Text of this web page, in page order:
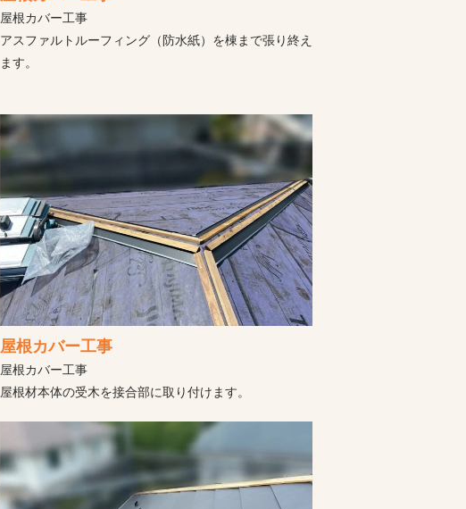
屋根カバー工事
アスファルトルーフィング（防水紙）を棟まで張り終え
ます。
屋根カバー工事
屋根カバー工事
屋根材本体の受木を接合部に取り付けます。